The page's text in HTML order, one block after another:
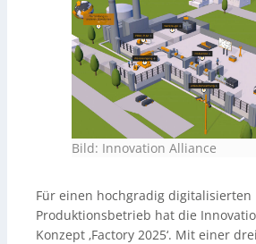
Bild: Innovation Alliance
Für einen hochgradig digitalisierten
Produktionsbetrieb hat die
Konzept ‚Factory 2025‘. Mit einer